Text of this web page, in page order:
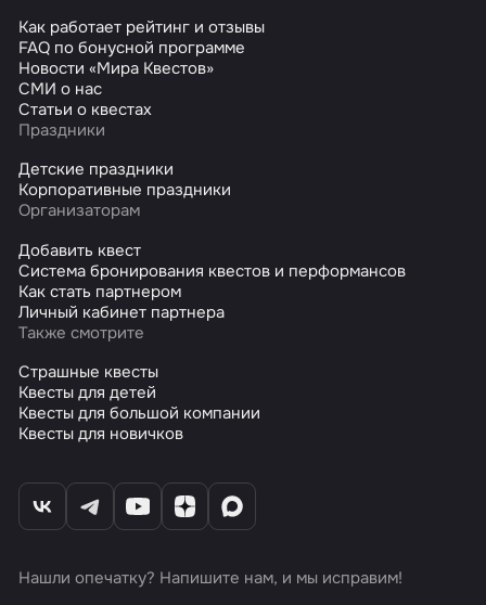
Как работает рейтинг и отзывы
FAQ по бонусной программе
Новости «Мира Квестов»
СМИ о нас
Статьи о квестах
Праздники
Детские праздники
Корпоративные праздники
Организаторам
Добавить квест
Система бронирования квестов и перформансов
Как стать партнером
Личный кабинет партнера
Также смотрите
Страшные квесты
Квесты для детей
Квесты для большой компании
Квесты для новичков
Нашли опечатку? Напишите нам, и мы исправим!